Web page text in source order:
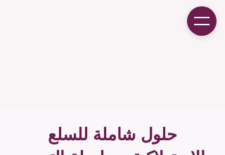
حلول شاملة للسلع